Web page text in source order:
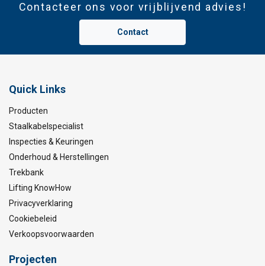
Contacteer ons voor vrijblijvend advies!
Contact
Quick Links
Producten
Staalkabelspecialist
Inspecties & Keuringen
Onderhoud & Herstellingen
Trekbank
Lifting KnowHow
Privacyverklaring
Cookiebeleid
Verkoopsvoorwaarden
Projecten